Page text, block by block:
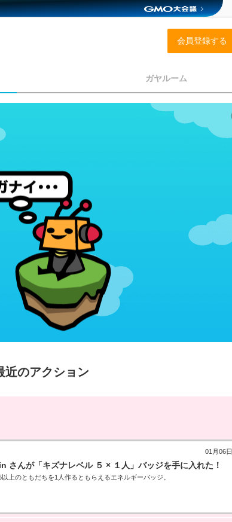
会員登録する
ガヤルーム
のアクション
01月06日
さんが「キズナレベル ５ × １人」バッジを手に入れた！
以上のともだちを1人作るともらえるエネルギーバッジ。